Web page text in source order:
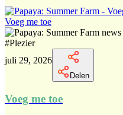
Voeg me toe
#Plezier
juli 29, 2026
Delen
Voeg me toe